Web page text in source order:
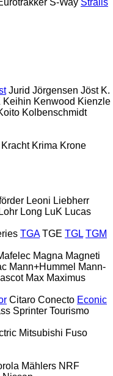
Jurid Jörgensen Jöst K.
Keihin Kenwood Kienzle
Kolbenschmidt
Kracht Krima Krone
Leoni Liebherr
Lohr Long LuK Lucas
TGA TGE TGL TGM
Magna Magneti
Mann+Hummel Mann-
Max Maximus
Citaro Conecto Econic
Sprinter Tourismo
Mitsubishi Fuso
Mählers NRF